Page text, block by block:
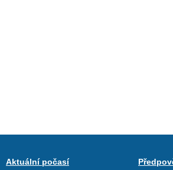
Aktuální počasí